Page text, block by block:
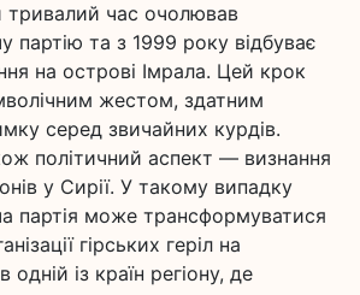
час очолював
партію та з 1999 року відбуває
на острові Імрала. Цей крок
жестом, здатним
серед звичайних курдів.
політичний аспект — визнання
у Сирії. У такому випадку
партія може трансформуватися
гірських геріл на
одній із країн регіону, де